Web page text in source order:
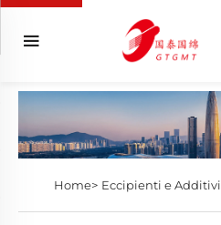
Home> Eccipienti e Additivi